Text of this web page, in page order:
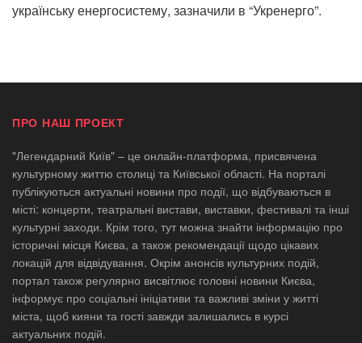
українську енергосистему, зазначили в “Укренерго”.
ПРО НАШ ПРОЕКТ
"Легендарний Київ" – це онлайн-платформа, присвячена
культурному життю столиці та Київської області. На порталі
публікуються актуальні новини про події, що відбуваються в
місті: концерти, театральні вистави, виставки, фестивалі та інші
культурні заходи. Крім того, тут можна знайти інформацію про
історичні місця Києва, а також рекомендації щодо цікавих
локацій для відвідування. Окрім анонсів культурних подій,
портал також регулярно висвітлює головні новини Києва,
інформує про соціальні ініціативи та важливі зміни у житті
міста, щоб кияни та гості завжди залишались в курсі
актуальних подій.